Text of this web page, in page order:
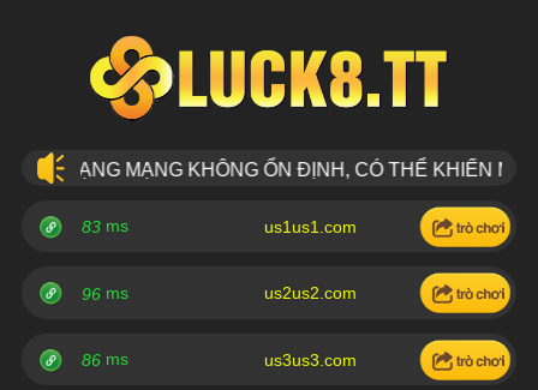
TRẠNG MẠNG KHÔNG ỔN ĐỊNH, CÓ THỂ KHIẾN
83 ms us1us1.com
96 ms us2us2.com
86 ms us3us3.com